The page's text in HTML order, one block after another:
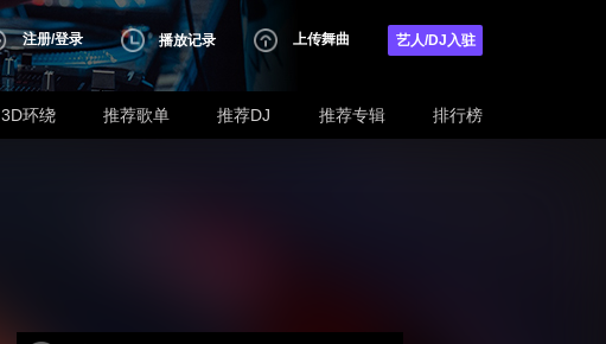
注册/登录 播放记录 上传舞曲 艺人/DJ入驻
3D环绕 推荐歌单 推荐DJ 推荐专辑 排行榜